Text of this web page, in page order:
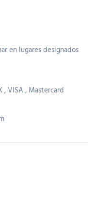
en lugares designados
,VISA , Mastercard